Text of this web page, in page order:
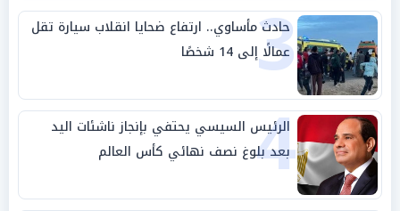
3
حادث مأساوي.. ارتفاع ضحايا انقلاب سيارة تقل
عمالًا إلى 14 شخصًا
4
الرئيس السيسي يحتفي بإنجاز ناشئات اليد
بعد بلوغ نصف نهائي كأس العالم